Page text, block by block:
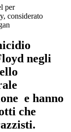
per
considerato
negli
e hanno
che